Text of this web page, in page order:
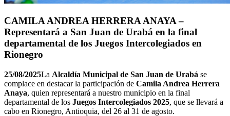
CAMILA ANDREA HERRERA ANAYA –
Representará a San Juan de Urabá en la final
departamental de los Juegos Intercolegiados en
Rionegro
25/08/2025La Alcaldía Municipal de San Juan de Urabá se
complace en destacar la participación de Camila Andrea Herrera
Anaya, quien representará a nuestro municipio en la final
departamental de los Juegos Intercolegiados 2025, que se llevará a
cabo en Rionegro, Antioquia, del 26 al 31 de agosto.